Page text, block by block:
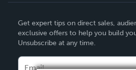
Deutsch
Français
Get expert tips on direct sales,
exclusive offers to help you build
Unsubscribe at any time.